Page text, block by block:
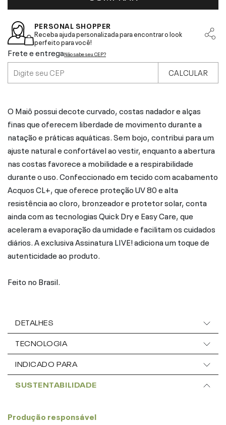
PERSONAL SHOPPER
Receba ajuda personalizada para encontrar o look
perfeito para você!
Frete e entregaNão sabe seu CEP?
CALCULAR
O Maiô possui decote curvado, costas nadador e alças
finas que oferecem liberdade de movimento durante a
natação e práticas aquáticas. Sem bojo, contribui para um
ajuste natural e confortável ao vestir, enquanto a abertura
nas costas favorece a mobilidade e a respirabilidade
durante o uso. Confeccionado em tecido com acabamento
Acquos CL+, que oferece proteção UV 80 e alta
resistência ao cloro, bronzeador e protetor solar, conta
ainda com as tecnologias Quick Dry e Easy Care, que
aceleram a evaporação da umidade e facilitam os cuidados
diários. A exclusiva Assinatura LIVE! adiciona um toque de
autenticidade ao produto.
Feito no Brasil.
DETALHES
TECNOLOGIA
INDICADO PARA
SUSTENTABILIDADE
Produção responsável